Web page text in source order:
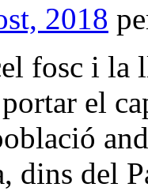
2018
fosc i
el
dins del